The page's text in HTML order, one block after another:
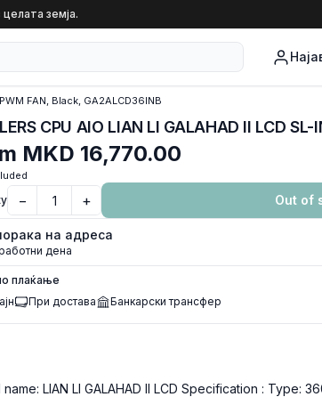
земја.
FAN, Black, GA2ALCD36INB
MKD 16,770.00
− + Out of
на адреса
дена
плаќање
При достава Банкарски трансфер
LIAN LI GALAHAD II LCD Specification : Type: